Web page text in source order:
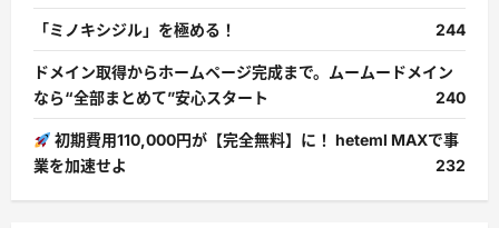
「ミノキシジル」を極める！ 244
ドメイン取得からホームページ完成まで。ムームードメイン
なら“全部まとめて”安心スタート
240
初期費用110,000円が【完全無料】に！ heteml MAXで事
業を加速せよ
232